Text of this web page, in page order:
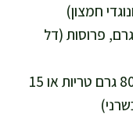
פטריות שמפיניון או קרמיני – 400 גרם, פרוסות (דל
פטריות שיטאקי טריות/מיובשות – 80 גרם טריות או 15